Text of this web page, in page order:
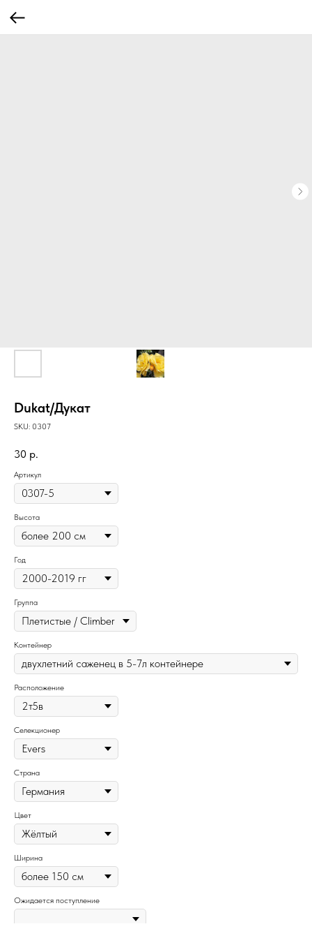
Dukat/Дукат
SKU: 0307
30 р.
Артикул
Высота
Год
Группа
Контейнер
Расположение
Селекционер
Страна
Цвет
Ширина
Ожидается поступление